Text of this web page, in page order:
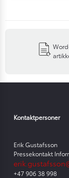
Kontaktpersoner
Erik Gustafsson
Pressekontakt
+47 906 38 998